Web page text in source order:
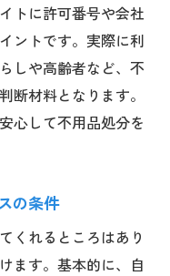
トに許可番号や会社
ントです。実際に利
しや高齢者など、不
断材料となります。
心して不用品処分を
の条件
くれるところはあり
ます。基本的に、自